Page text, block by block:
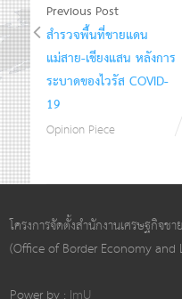
Previous Post
สำรวจพื้นที่ชายแดน
แม่สาย-เชียงแสน หลังการ
ระบาดของไวรัส COVID-
19
Opinion Piece
โครงการจัดตั้งสำนักงานเศรษฐกิจ
(Office of Border Economy and